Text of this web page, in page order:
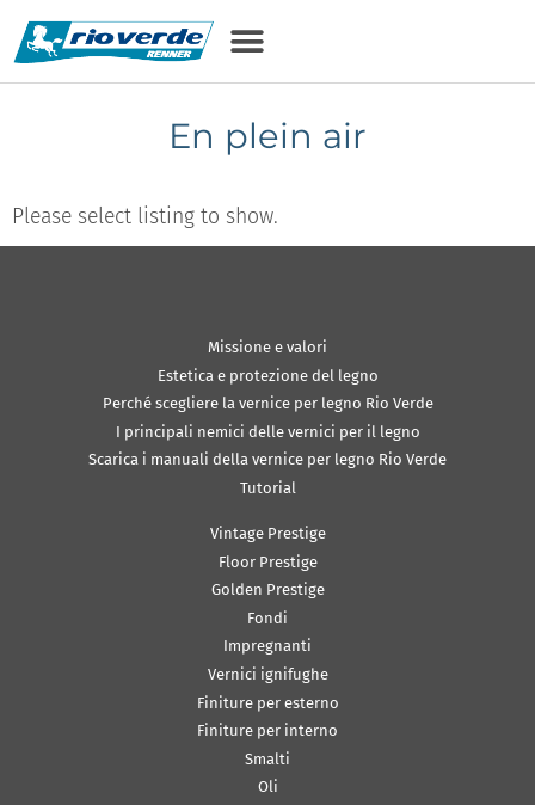
En plein air
Please select listing to show.
Missione e valori
Estetica e protezione del legno
Perché scegliere la vernice per legno Rio Verde
I principali nemici delle vernici per il legno
Scarica i manuali della vernice per legno Rio Verde
Tutorial
Vintage Prestige
Floor Prestige
Golden Prestige
Fondi
Impregnanti
Vernici ignifughe
Finiture per esterno
Finiture per interno
Smalti
Oli